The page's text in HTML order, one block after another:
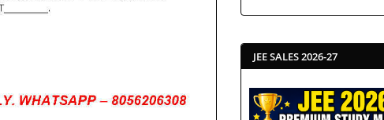
JEE SALES 2026-27